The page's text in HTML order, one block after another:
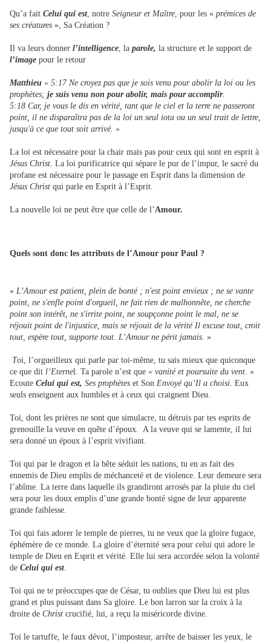
Qu’a fait Celui qui est, notre Seigneur et Maître, pour les « prémices de
ses créatures », Sa Création ?
Il va leurs donner l’intelligence, la parole, la structure et le support de
l’image pour le retour
Matthieu « 5:17 Ne croyez pas que je sois venu pour abolir la loi ou les
prophètes; je suis venu non pour abolir, mais pour accomplir.
5:18 Car, je vous le dis en vérité, tant que le ciel et la terre ne passeront
point, il ne disparaîtra pas de la loi un seul iota ou un seul trait de lettre,
jusqu'à ce que tout soit arrivé. »
La loi est nécessaire pour la chair mais pas pour ceux qui sont en esprit à
Jésus Christ. La loi purificatrice qui sépare le pur de l’impur, le sacré du
profane est nécessaire pour le passage en Esprit dans la dimension de
Jésus Christ qui parle en Esprit à l’Esprit.
La nouvelle loi ne peut être que celle de l’Amour.
Quels sont donc les attributs de l’Amour pour Paul ?
« L’Amour est patient, plein de bonté ; n'est point envieux ; ne se vante
point, ne s'enfle point d'orgueil, ne fait rien de malhonnête, ne cherche
point son intérêt, ne s'irrite point, ne soupçonne point le mal, ne se
réjouit point de l'injustice, mais se réjouit de la vérité Il excuse tout, croit
tout, espère tout, supporte tout. L’Amour ne périt jamais. »
Toi, l’orgueilleux qui parle par toi-même, tu sais mieux que quiconque
ce que dit l’Eternel. Ta parole n’est que « vanité et poursuite du vent . »
Ecoute Celui qui est, Ses prophètes et Son Envoyé qu’Il a choisi . Eux
seuls enseignent aux humbles et à ceux qui craignent Dieu.
Toi, dont les prières ne sont que simulacre, tu détruis par tes esprits de
grenouille la veuve en quête d’époux. A la veuve qui se lamente, il lui
sera donné un époux à l’esprit vivifiant.
Toi qui par le dragon et la bête séduit les nations, tu en as fait des
ennemis de Dieu emplis de méchanceté et de violence. Leur demeure sera
l’abîme. La terre dans laquelle ils grandiront arrosés par la pluie du ciel
sera pour les doux emplis d’une grande bonté signe de leur apparente
grande faiblesse.
Toi qui fais adorer le temple de pierres, tu ne veux que la gloire fugace,
éphémère de ce monde. La gloire d’éternité sera pour celui qui adore le
temple de Dieu en Esprit et vérité. Elle lui sera accordée selon la volonté
de Celui qui est.
Toi qui ne te préoccupes que de César, tu oublies que Dieu lui est plus
grand et plus puissant dans Sa gloire. Le bon larron sur la croix à la
droite de Christ crucifié, lui, a reçu la miséricorde divine.
Toi le tartuffe, le faux dévot, l’imposteur, arrête de baisser les yeux, le